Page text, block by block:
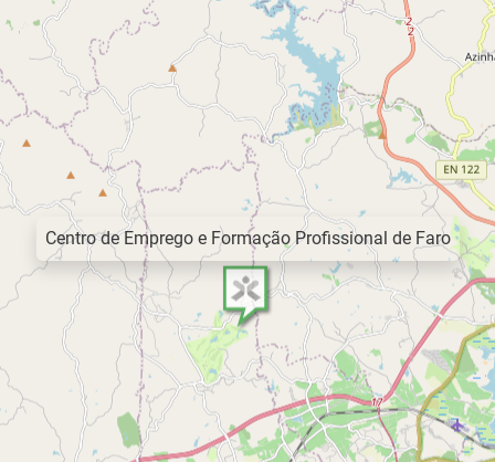
Centro de Emprego e Formação Profissional de Faro